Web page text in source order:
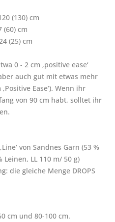
(130) cm
(60) cm
(25) cm
0 - 2 cm ‚positive ease‘
auch gut mit etwas mehr
Ease‘). Wenn ihr
von 90 cm habt, solltet ihr
von Sandnes Garn (53 %
Leinen, LL 110 m/ 50 g)
die gleiche Menge DROPS
cm und 80-100 cm.